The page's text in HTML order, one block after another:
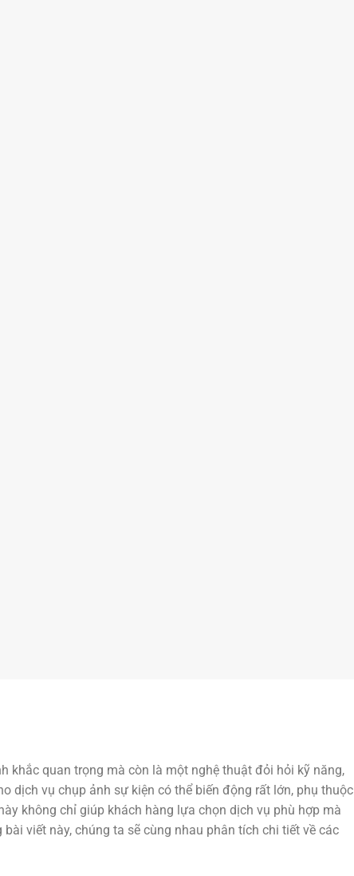
khắc quan trọng mà còn là một nghệ thuật đỏi hỏi kỹ năng,
dịch vụ chụp ảnh sự kiện có thể biến động rất lớn, phụ thuộc
không chỉ giúp khách hàng lựa chọn dịch vụ phù hợp mà
viết này, chúng ta sẽ cùng nhau phân tích chi tiết về các